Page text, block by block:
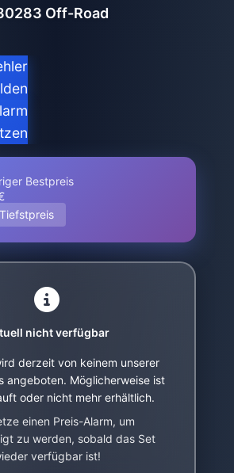
Off-Road
Bestpreis
nicht verfügbar
derzeit von keinem unserer
angeboten. Möglicherweise ist
oder nicht mehr erhältlich.
einen Preis-Alarm, um
zu werden, sobald das Set
verfügbar ist!